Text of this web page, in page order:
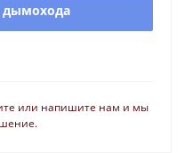
дымохода
или напишите нам и мы